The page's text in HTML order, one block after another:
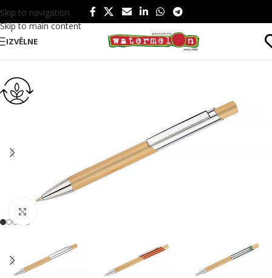
Skip to navigation
Skip to main content
IZVĒLNE
Sākums/ Rakstāmpiederumi/ Pildspalvas